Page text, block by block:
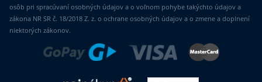
osôb pri spracúvaní osobných údajov a o voľnom pohybe takýchto údajov a
zákona NR SR č. 18/2018 Z. z. o ochrane osobných údajov a o zmene a doplnení
niektorých zákonov.